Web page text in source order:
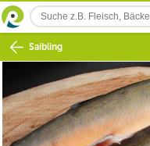
Saibling